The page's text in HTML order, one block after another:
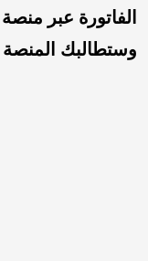
الفاتورة عبر
وستطالبك